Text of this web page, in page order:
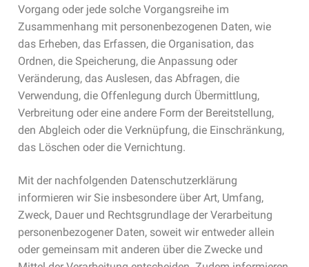
Vorgang oder jede solche Vorgangsreihe im
Zusammenhang mit personenbezogenen Daten, wie
das Erheben, das Erfassen, die Organisation, das
Ordnen, die Speicherung, die Anpassung oder
Veränderung, das Auslesen, das Abfragen, die
Verwendung, die Offenlegung durch Übermittlung,
Verbreitung oder eine andere Form der Bereitstellung,
den Abgleich oder die Verknüpfung, die Einschränkung,
das Löschen oder die Vernichtung.
Mit der nachfolgenden Datenschutzerklärung
informieren wir Sie insbesondere über Art, Umfang,
Zweck, Dauer und Rechtsgrundlage der Verarbeitung
personenbezogener Daten, soweit wir entweder allein
oder gemeinsam mit anderen über die Zwecke und